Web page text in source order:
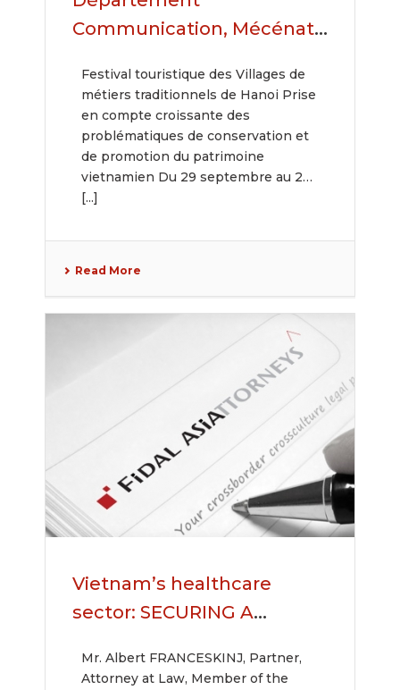
Communication, Mécénat
croissante des
problématiques de
conservation et de
promotion du patrimoine
vietnamien
Festival touristique des Villages de
métiers traditionnels de Hanoi Prise
en compte croissante des
problématiques de conservation et
de promotion du patrimoine
vietnamien Du 29 septembre au 2
[...]
Read More
Vietnam’s healthcare
sector: SECURING A
Mr. Albert FRANCESKINJ, Partner,
Attorney at Law, Member of the